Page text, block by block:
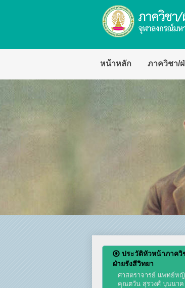
หน้าหลัก ภาควิชา/
ปรัชญา วิสั
พัฒนาการ
ประวัติหัว
ความภาค
โครงสร้าง
งานด้านปร
โครงสร้างท
ประวัติหัวหน้าภาควิ
ฝ่ายรังสีวิทยา
ศาสตราจารย์ แพทย์ห
คุณตวัน สุรวงศ์ บุนนาค